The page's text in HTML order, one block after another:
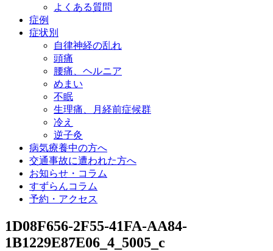
よくある質問
症例
症状別
自律神経の乱れ
頭痛
腰痛、ヘルニア
めまい
不眠
生理痛、月経前症候群
冷え
逆子灸
病気療養中の方へ
交通事故に遭われた方へ
お知らせ・コラム
すずらんコラム
予約・アクセス
1D08F656-2F55-41FA-AA84-
1B1229E87E06_4_5005_c